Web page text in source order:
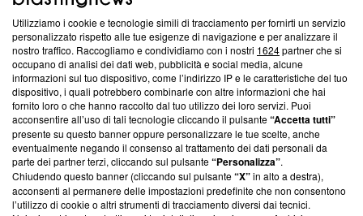
Questa sezione offre informazioni trasparenti su Blasting
News, sui nostri processi editoriali e su come ci impegniamo a
creare news di qualità. Inoltre, afferma la nostra aderenza a
‘Trust Project - News with Integrity’Blasting News non è
ancora membro del programma, ma ha richiesto di farne
parte; Trust Project non ha ancora effettuato una verifica di
conformità agli standard.
Su di noi
Team editoriale
Utilizziamo i cookie e tecnologie simili di tracciamento per fornirti un servizio
personalizzato rispetto alle tue esigenze di navigazione e per analizzare il
nostro traffico. Raccogliamo e condividiamo con i nostri 1624partner che si
occupano di analisi dei dati web, pubblicità e social media, alcune
informazioni sul tuo dispositivo, come l’indirizzo IP e le caratteristiche del tuo
dispositivo, i quali potrebbero combinarle con altre informazioni che hai
fornito loro o che hanno raccolto dal tuo utilizzo dei loro servizi. Puoi
acconsentire all’uso di tali tecnologie cliccando il pulsante“Accetta tutti”
presente su questo banner oppure personalizzare le tue scelte, anche
eventualmente negando il consenso al trattamento dei dati personali da
parte dei partner terzi, cliccando sul pulsante“Personalizza”.
Chiudendo questo banner (cliccando sul pulsante“X”in alto a destra),
acconsenti al permanere delle impostazioni predefinite che non consentono
l’utilizzo di cookie o altri strumenti di tracciamento diversi dai tecnici.